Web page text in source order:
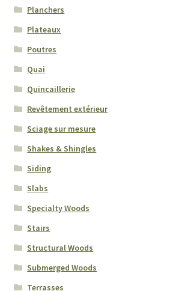
Planchers
Plateaux
Poutres
Quai
Quincaillerie
Revêtement extérieur
Sciage sur mesure
Shakes & Shingles
Siding
Slabs
Specialty Woods
Stairs
Structural Woods
Submerged Woods
Terrasses